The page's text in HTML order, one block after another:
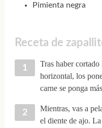
Pimienta negra
Receta de
Tras haber
horizontal, los
carne se ponga
Mientras, vas a
el diente de ajo.